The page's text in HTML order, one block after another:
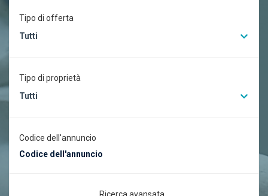
Tipo di offerta
Tutti
Tipo di proprietà
Tutti
Codice dell'annuncio
Ricerca avansata